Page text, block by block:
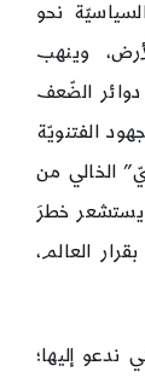
نحو
وينهب
الضّعف
الفتنويّة
الخالي من
يستشعر خطرَ
العالم،
ندعو إليها؛